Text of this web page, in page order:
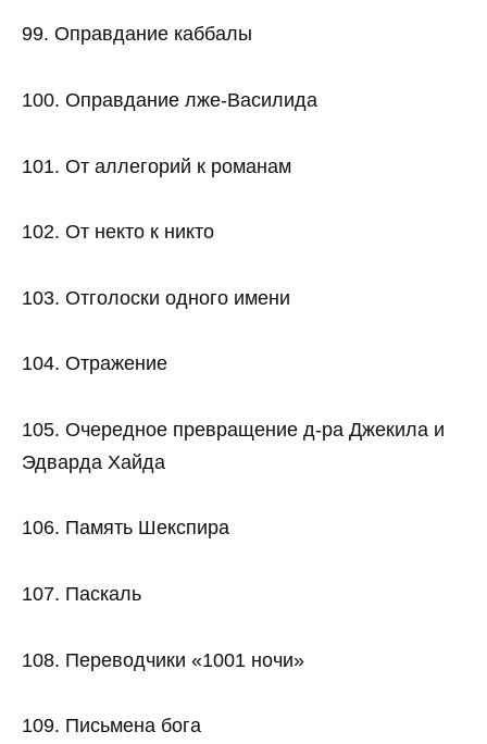
99. Оправдание каббалы
100. Оправдание лже-Василида
101. От аллегорий к романам
102. От некто к никто
103. Отголоски одного имени
104. Отражение
105. Очередное превращение д-ра Джекила и
Эдварда Хайда
106. Память Шекспира
107. Паскаль
108. Переводчики «1001 ночи»
109. Письмена бога